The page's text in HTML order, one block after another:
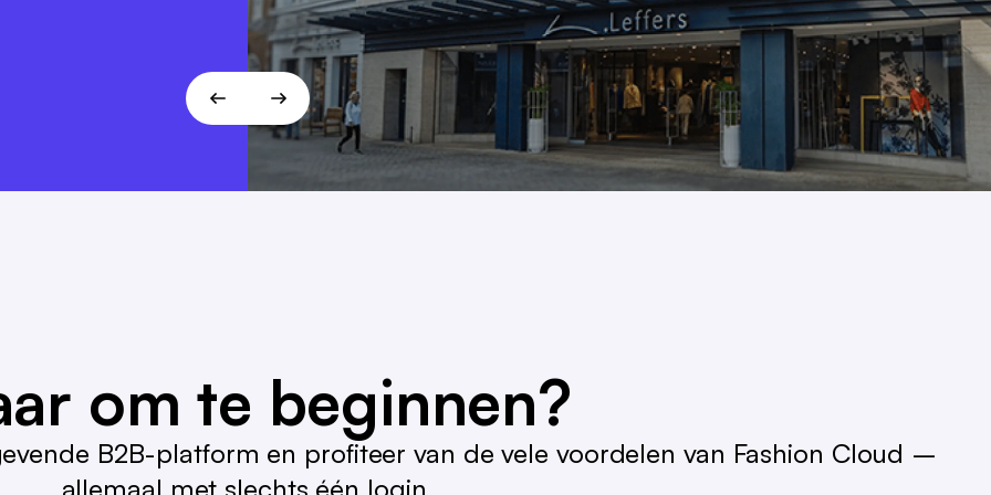
om te beginnen?
B2B-platform en profiteer van de vele voordelen van Fashion Cloud –